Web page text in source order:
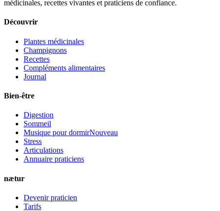
médicinales, recettes vivantes et praticiens de confiance.
Découvrir
Plantes médicinales
Champignons
Recettes
Compléments alimentaires
Journal
Bien-être
Digestion
Sommeil
Musique pour dormirNouveau
Stress
Articulations
Annuaire praticiens
nætur
Devenir praticien
Tarifs